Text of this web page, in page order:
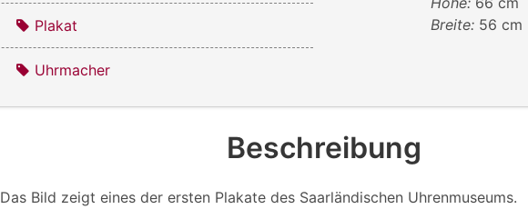
Plakat
Uhrmacher
Breite: 56 cm
Beschreibung
Das Bild zeigt eines der ersten Plakate des Saarländischen Uhrenmuseums.